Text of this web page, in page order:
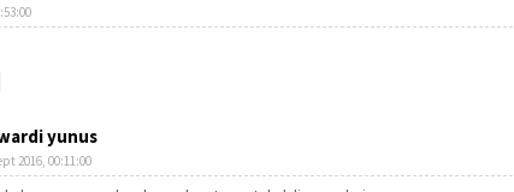
yunus
2016, 00:11:00